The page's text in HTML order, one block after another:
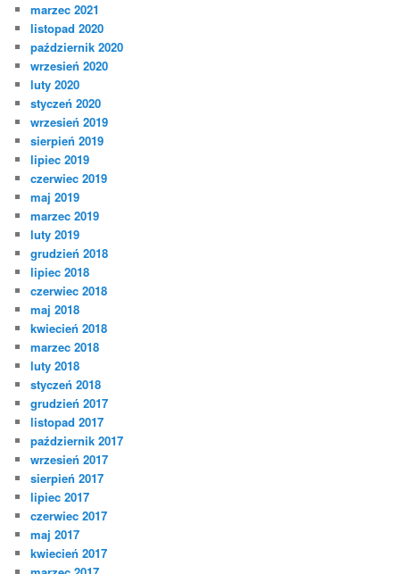
marzec 2021
listopad 2020
październik 2020
wrzesień 2020
luty 2020
styczeń 2020
wrzesień 2019
sierpień 2019
lipiec 2019
czerwiec 2019
maj 2019
marzec 2019
luty 2019
grudzień 2018
lipiec 2018
czerwiec 2018
maj 2018
kwiecień 2018
marzec 2018
luty 2018
styczeń 2018
grudzień 2017
listopad 2017
październik 2017
wrzesień 2017
sierpień 2017
lipiec 2017
czerwiec 2017
maj 2017
kwiecień 2017